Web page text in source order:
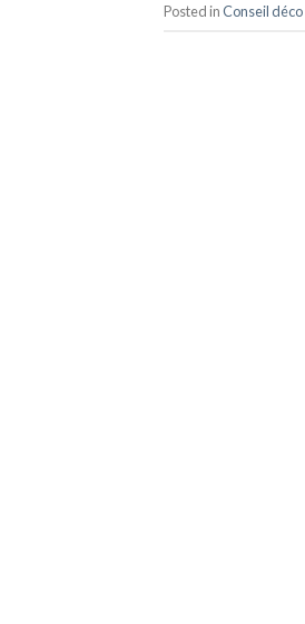
Posted inConseil déco